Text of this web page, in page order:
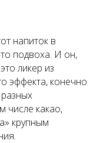
напиток в
подвоха. И он,
ликер из
эффекта, конечно
числе какао,
крупным